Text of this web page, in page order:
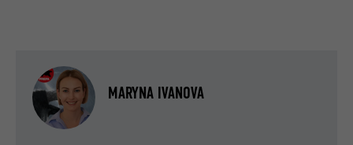
MARYNA IVANOVA